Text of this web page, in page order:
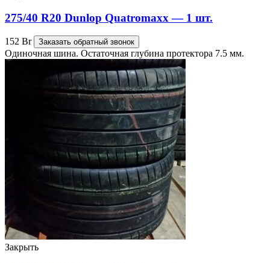
275/40 R20 Dunlop Quatromaxx — 1 шт.
152 Br Заказать обратный звонок
Одиночная шина. Остаточная глубина протектора 7.5 мм.
Закрыть